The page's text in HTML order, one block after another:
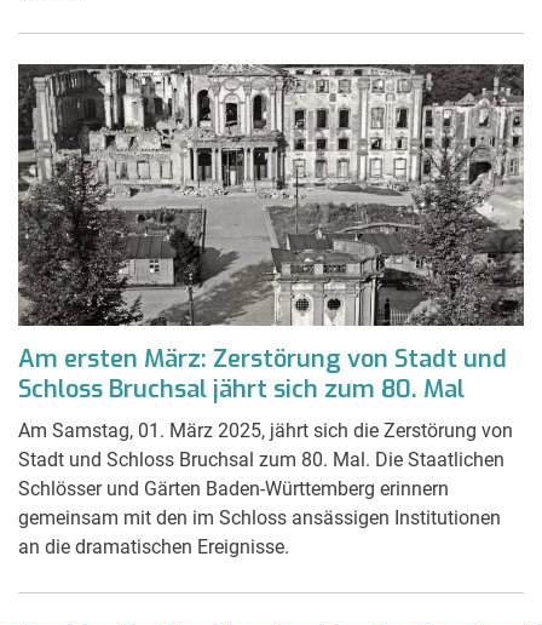
Am ersten März: Zerstörung von Stadt und
Schloss Bruchsal jährt sich zum 80. Mal
Am Samstag, 01. März 2025, jährt sich die Zerstörung von
Stadt und Schloss Bruchsal zum 80. Mal. Die Staatlichen
Schlösser und Gärten Baden-Württemberg erinnern
gemeinsam mit den im Schloss ansässigen Institutionen
an die dramatischen Ereignisse.